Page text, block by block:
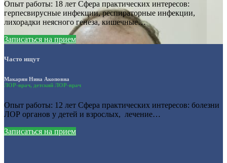
Опыт работы: 18 лет Сфера практических интересов:
герпесвирусные инфекции, респираторные инфекции,
лихорадки неясного генеза, кишечные…
Записаться на прием
Часто ищут
Макарян Нина Акоповна
ЛОР-врач, детский ЛОР-врач
Опыт работы: 12 лет Сфера практических интересов: болезни
ЛОР органов у детей и взрослых, лечение…
Записаться на прием